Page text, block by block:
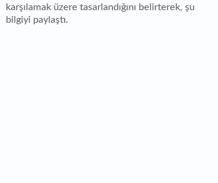
karşılamak üzere tasarlandığını belirterek, şu
bilgiyi paylaştı.